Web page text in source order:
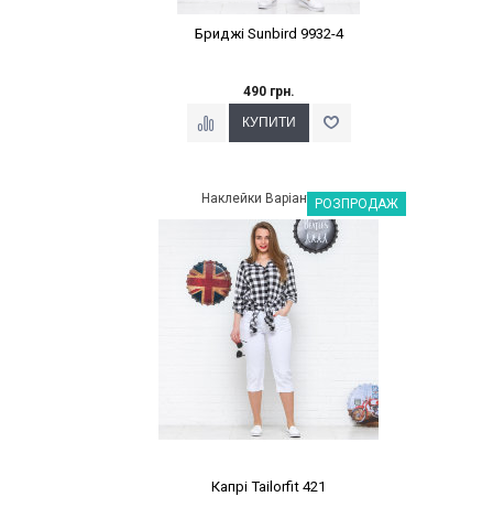
Бриджі Sunbird 9932-4
490 грн.
Наклейки Варіант з %РОЗПРОДАЖ
Капрі Tailorfit 421